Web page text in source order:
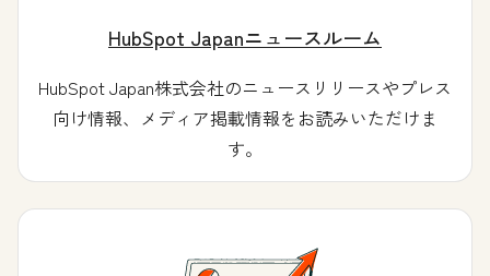
HubSpot Japanニュースルーム
HubSpot Japan株式会社のニュースリリースやプレス
向け情報、メディア掲載情報をお読みいただけま
す。